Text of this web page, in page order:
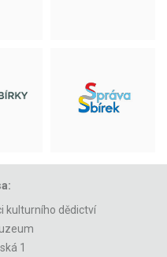
kulturního dědictví
1